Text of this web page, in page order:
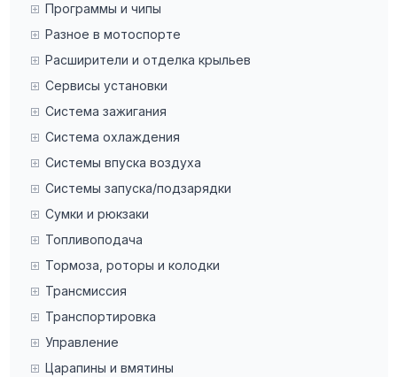
Программы и чипы
Разное в мотоспорте
Расширители и отделка крыльев
Сервисы установки
Система зажигания
Система охлаждения
Системы впуска воздуха
Системы запуска/подзарядки
Сумки и рюкзаки
Топливоподача
Тормоза, роторы и колодки
Трансмиссия
Транспортировка
Управление
Царапины и вмятины